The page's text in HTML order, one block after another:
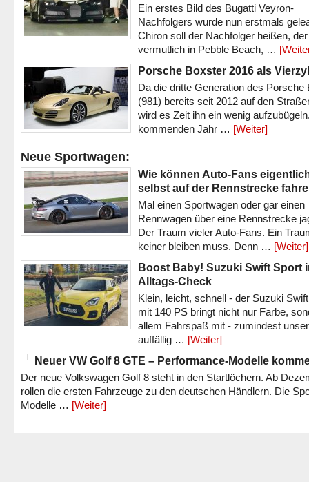
Ein erstes Bild des Bugatti Veyron-
Nachfolgers wurde nun erstmals
Chiron soll der Nachfolger heißen, der
vermutlich in Pebble Beach, …
Porsche Boxster 2016 als
Da die dritte Generation des Porsche
(981) bereits seit 2012 auf den
wird es Zeit ihn ein wenig
kommenden Jahr … [Weiter]
Neue Sportwagen:
Wie können Auto-Fans
selbst auf der Rennstrecke
Mal einen Sportwagen oder gar einen
Rennwagen über eine Rennstrecke
Der Traum vieler Auto-Fans. Ein
keiner bleiben muss. Denn … [Weiter]
Boost Baby! Suzuki Swift Sport
Alltags-Check
Klein, leicht, schnell - der Suzuki
mit 140 PS bringt nicht nur Farbe,
allem Fahrspaß mit - zumindest unser
auffällig … [Weiter]
Neuer VW Golf 8 GTE – Performance-Modelle
Der neue Volkswagen Golf 8 steht in den Startlöchern. Ab
rollen die ersten Fahrzeuge zu den deutschen Händlern. Die
Modelle … [Weiter]